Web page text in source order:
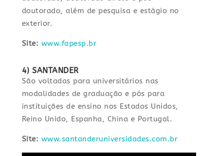
doutorado, além de pesquisa e estágio no
exterior.
Site: www.fapesp.br
4) SANTANDER
São voltadas para universitários nas
modalidades de graduação e pós para
instituições de ensino nos Estados Unidos,
Reino Unido, Espanha, China e Portugal.
Site: www.santanderuniversidades.com.br